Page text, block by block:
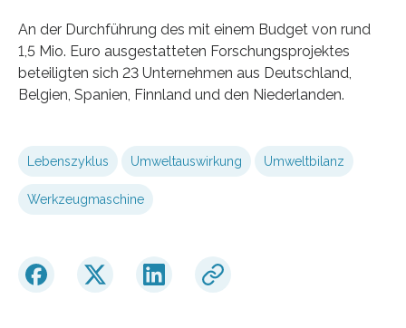
An der Durchführung des mit einem Budget von rund
1,5 Mio. Euro ausgestatteten Forschungsprojektes
beteiligten sich 23 Unternehmen aus Deutschland,
Belgien, Spanien, Finnland und den Niederlanden.
Lebenszyklus Umweltauswirkung Umweltbilanz
Werkzeugmaschine